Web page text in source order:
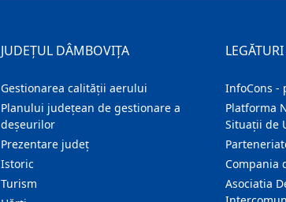
JUDEȚUL DÂMBOVIȚA
Gestionarea calității aerului
Planului județean de gestionare a
deșeurilor
Prezentare judeţ
Istoric
Turism
InfoCons -
Platforma
Situații de
Compania
Asociatia